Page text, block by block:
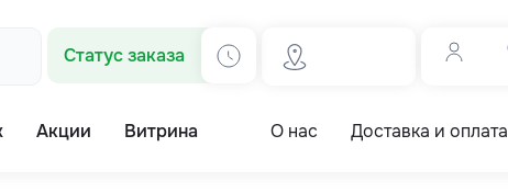
Статус заказа
Акции Витрина О нас Доставка и оплата